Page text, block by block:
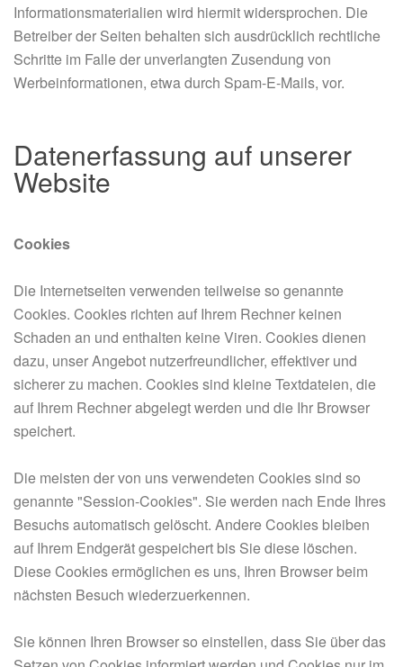
Informationsmaterialien wird hiermit widersprochen. Die
Betreiber der Seiten behalten sich ausdrücklich rechtliche
Schritte im Falle der unverlangten Zusendung von
Werbeinformationen, etwa durch Spam-E-Mails, vor.
Datenerfassung auf unserer
Website
Cookies
Die Internetseiten verwenden teilweise so genannte
Cookies. Cookies richten auf Ihrem Rechner keinen
Schaden an und enthalten keine Viren. Cookies dienen
dazu, unser Angebot nutzerfreundlicher, effektiver und
sicherer zu machen. Cookies sind kleine Textdateien, die
auf Ihrem Rechner abgelegt werden und die Ihr Browser
speichert.
Die meisten der von uns verwendeten Cookies sind so
genannte "Session-Cookies". Sie werden nach Ende Ihres
Besuchs automatisch gelöscht. Andere Cookies bleiben
auf Ihrem Endgerät gespeichert bis Sie diese löschen.
Diese Cookies ermöglichen es uns, Ihren Browser beim
nächsten Besuch wiederzuerkennen.
Sie können Ihren Browser so einstellen, dass Sie über das